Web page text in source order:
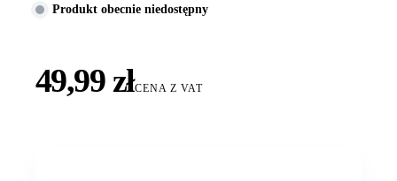
Produkt obecnie niedostępny
49,99 złCENA Z VAT